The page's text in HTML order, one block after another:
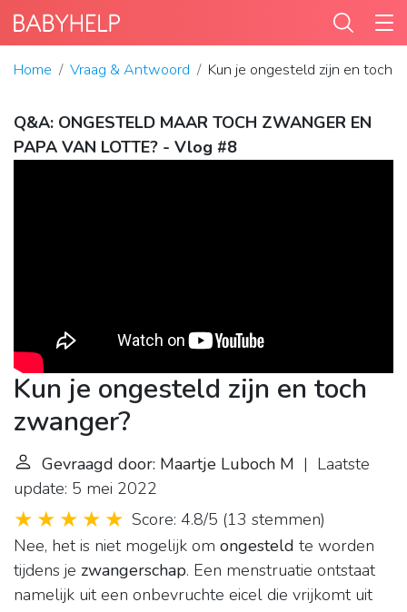
Home Vraag & Antwoord Kun je ongesteld zijn en toch
Q&A: ONGESTELD MAAR TOCH ZWANGER EN
PAPA VAN LOTTE? - Vlog #8
Kun je ongesteld zijn en toch
zwanger?
Gevraagd door: Maartje Luboch M | Laatste
update: 5 mei 2022
Score: 4.8/5 (13 stemmen)
Nee, het is niet mogelijk om ongesteld te worden
tijdens je zwangerschap. Een menstruatie ontstaat
namelijk uit een onbevruchte eicel die vrijkomt uit